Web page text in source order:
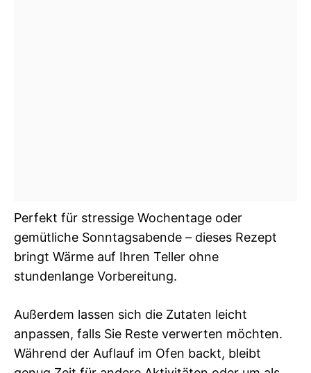
Perfekt für stressige Wochentage oder
gemütliche Sonntagsabende – dieses Rezept
bringt Wärme auf Ihren Teller ohne
stundenlange Vorbereitung.
Außerdem lassen sich die Zutaten leicht
anpassen, falls Sie Reste verwerten möchten.
Während der Auflauf im Ofen backt, bleibt